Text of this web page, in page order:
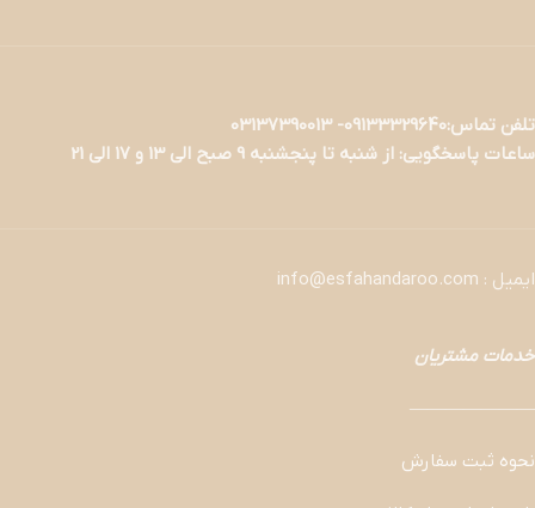
تلفن تماس:09133329640- 03137390013
ساعات پاسخگویی: از شنبه تا پنجشنبه 9 صبح الی 13 و 17 الی 21
ایمیل : info@esfahandaroo.com
خدمات مشتریان
———————
نحوه ثبت سفارش